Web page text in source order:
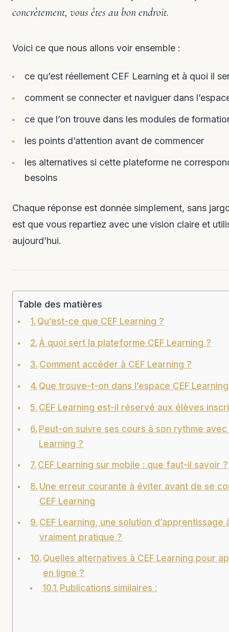
concrètement, vous êtes au bon endroit.
Voici ce que nous allons voir ensemble :
ce qu’est réellement CEF Learning et à quoi il
comment se connecter et naviguer dans
ce que l’on trouve dans les modules de
les points d’attention avant de commencer
les alternatives si cette plateforme ne
besoins
Chaque réponse est donnée simplement, sans
est que vous repartiez avec une vision claire et
aujourd’hui.
Table des matières
Qu’est-ce que CEF Learning ?
À quoi sert la plateforme CEF Learning ?
Comment accéder à CEF Learning ?
Que trouve-t-on dans l’espace CEF
CEF Learning est-il réservé aux élèves
Peut-on suivre ses cours à son rythme avec
Learning ?
CEF Learning sur mobile : que faut-il savoir ?
Une erreur courante à éviter avant de se
CEF Learning
CEF Learning, une solution d’apprentissage
vraiment pratique ?
Quelles alternatives à CEF Learning pour
en ligne ?
Publications similaires :